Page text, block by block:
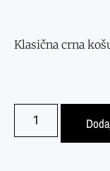
Klasična crna